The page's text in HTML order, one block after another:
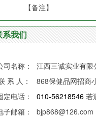
【备注】
系我们
司名称：
江西三诚实业有限
系 人：
868保健品网招商
定电话：
010-56218546 若
子邮箱：
bjp868@126.com